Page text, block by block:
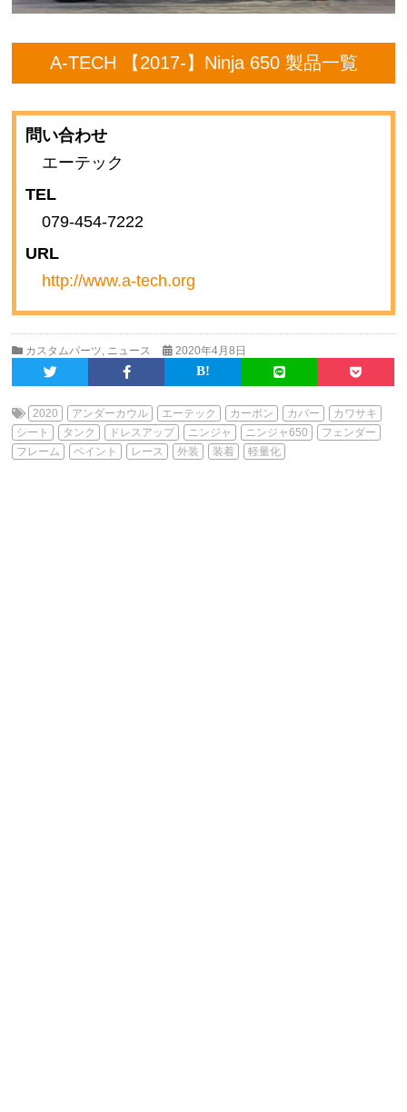
A-TECH 【2017-】Ninja 650 製品一覧
問い合わせ
エーテック
TEL
079-454-7222
URL
http://www.a-tech.org
カスタムパーツ ニュース 2020年4月8日
2020 アンダーカウル エーテック カーボン カバー
カワサキ
シート
タンク ドレスアップ ニンジャ ニンジャ650
フェンダー
フレーム
ペイント レース 外装 装着 軽量化